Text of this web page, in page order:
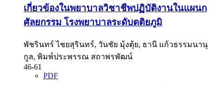
เกี่ยวข้องในพยาบาลวิชาชีพปฏิบัติงานในแผนก
ศัลยกรรม โรงพยาบาลระดับตติยภูมิ
พัชรินทร์ ไชยสุรินทร์, วันชัย มุ้งตุ้ย, ธานี แก้วธรรมนานุ
กูล, พิมพ์ประพรรณ สถาพรพัฒน์
46-61
PDF